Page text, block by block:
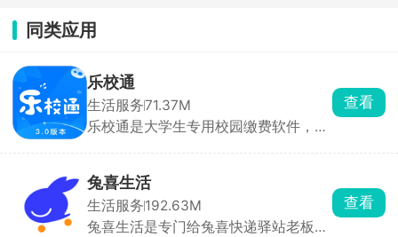
同类应用
乐校通
生活服务71.37M
乐校通是大学生专用校园缴费软件，洗
实体卡、排队充值。需要先选对应学校
实名绑定才能用，充值走微信支付宝，
每一笔花销都能查账单。不少高校澡堂
和食堂都在用，是住校刚需工具。
查看
兔喜生活
生活服务192.63M
兔喜生活是专门给兔喜快递驿站老板、
查看